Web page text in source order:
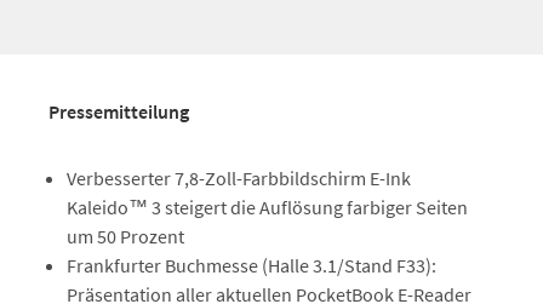
Pressemitteilung
Verbesserter 7,8-Zoll-Farbbildschirm E-Ink
Kaleido™ 3 steigert die Auflösung farbiger Seiten
um 50 Prozent
Frankfurter Buchmesse (Halle 3.1/Stand F33):
Präsentation aller aktuellen PocketBook E-Reader